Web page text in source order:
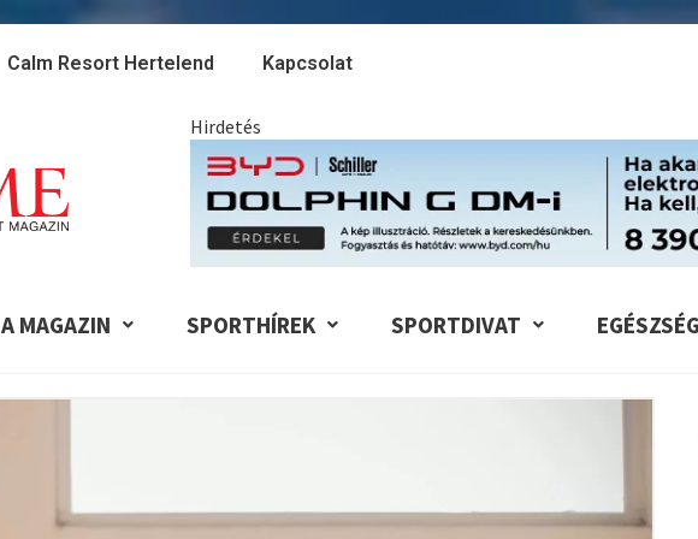
Calm Resort Hertelend Kapcsolat
Hirdetés
A MAGAZIN SPORTHÍREK SPORTDIVAT EGÉSZSÉG